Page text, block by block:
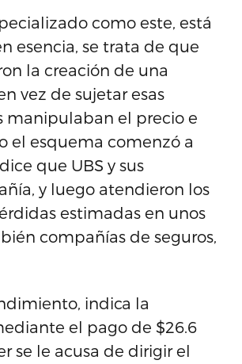
como este, está
esencia, se trata de que
la creación de una
vez de sujetar esas
manipulaban el precio e
el esquema comenzó a
que UBS y sus
y luego atendieron los
estimadas en unos
compañías de seguros,
indica la
el pago de $26.6
se le acusa de dirigir el